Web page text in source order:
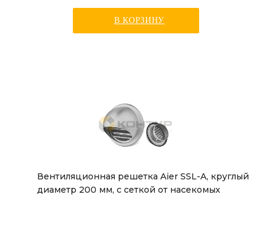
В КОРЗИНУ
Вентиляционная решетка Aier SSL-A, круглый
диаметр 200 мм, с сеткой от насекомых